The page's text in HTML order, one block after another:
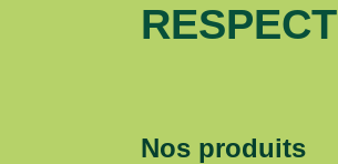
RESPECT
Nos produits